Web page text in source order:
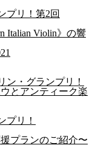
プリ！第2回
Italian Violin》の響
・グランプリ！
とアンティーク楽
プリ！
プランのご紹介〜